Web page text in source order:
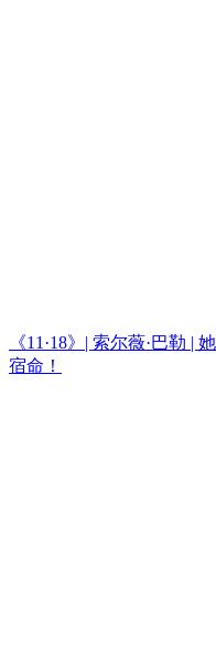
《11·18》| 索尔薇·巴勒 |
宿命！